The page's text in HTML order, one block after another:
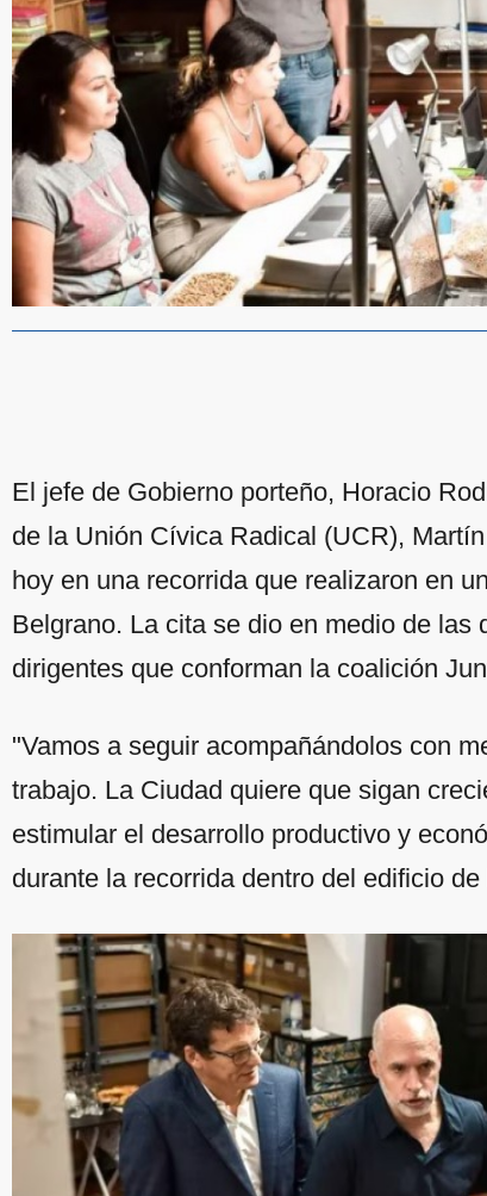
El jefe de Gobierno porteño, Horacio
de la Unión Cívica Radical (UCR),
hoy en una recorrida que realizaron en
Belgrano. La cita se dio en medio de
dirigentes que conforman la coalición
"Vamos a seguir acompañándolos con
trabajo. La Ciudad quiere que sigan
estimular el desarrollo productivo y
durante la recorrida dentro del edificio